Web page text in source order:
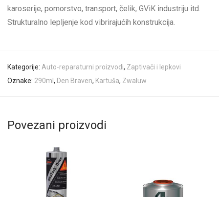
karoserije, pomorstvo, transport, čelik, GViK industriju itd.
Strukturalno lepljenje kod vibrirajućih konstrukcija.
Kategorije: Auto-reparaturni proizvodi, Zaptivači i lepkovi
Oznake: 290ml , Den Braven, Kartuša, Zwaluw
Povezani proizvodi